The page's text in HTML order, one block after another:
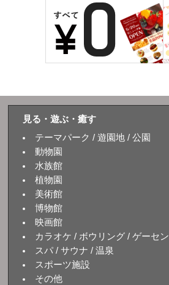
見る・遊ぶ・癒す
テーマパーク / 遊園地 / 公園
動物園
水族館
植物園
美術館
博物館
映画館
カラオケ / ボウリング / ゲーセン
スパ / サウナ / 温泉
スポーツ施設
その他